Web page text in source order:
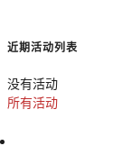
近期活动列表
没有活动
所有活动